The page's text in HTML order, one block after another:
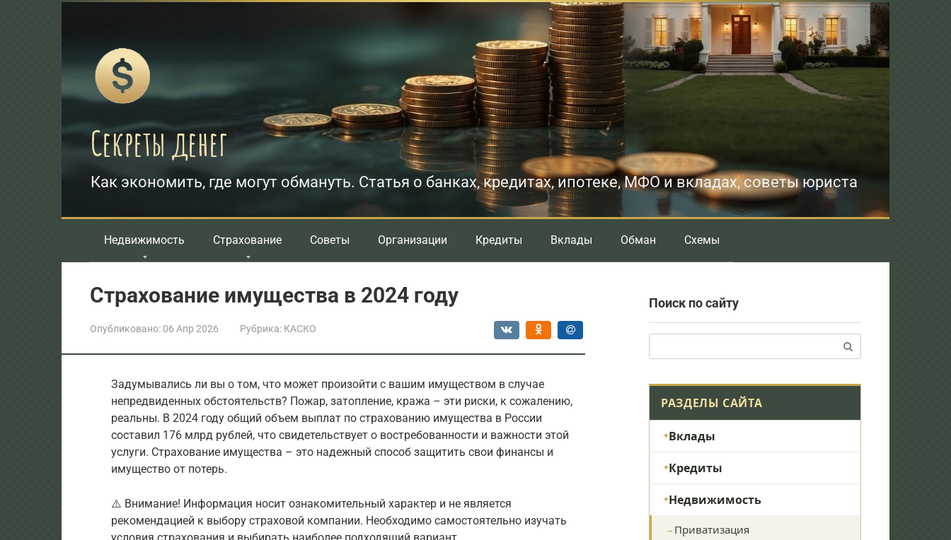
Секреты денег
Как экономить, где могут обмануть. Статья о банках, кредитах, ипотеке, МФО и вкладах, советы юриста
Недвижимость Страхование Советы Организации Кредиты Вклады Обман Схемы
Страхование имущества в 2024 году
Опубликовано: 06 Апр 2026 Рубрика: КАСКО
Задумывались ли вы о том, что может произойти с вашим имуществом в случае
непредвиденных обстоятельств? Пожар, затопление, кража – эти риски, к сожалению,
реальны. В 2024 году общий объем выплат по страхованию имущества в России
составил 176 млрд рублей, что свидетельствует о востребованности и важности этой
услуги. Страхование имущества – это надежный способ защитить свои финансы и
имущество от потерь.
⚠️ Внимание! Информация носит ознакомительный характер и не является
рекомендацией к выбору страховой компании. Необходимо самостоятельно изучать
Поиск по сайту
РАЗДЕЛЫ САЙТА
Вклады
Кредиты
Недвижимость
Приватизация